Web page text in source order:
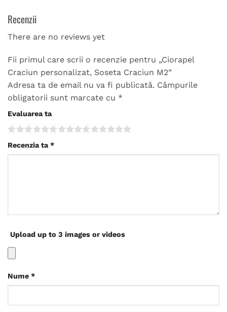
Recenzii
There are no reviews yet
Fii primul care scrii o recenzie pentru „Ciorapel
Craciun personalizat, Soseta Craciun M2”
Adresa ta de email nu va fi publicată. Câmpurile
obligatorii sunt marcate cu *
Evaluarea ta
Recenzia ta *
Upload up to 3 images or videos
Nume *